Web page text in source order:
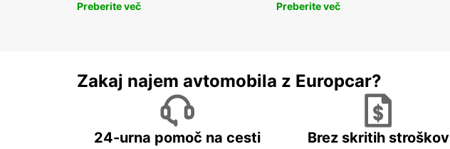
Preberite več Preberite več
Zakaj najem avtomobila z Europcar?
24-urna pomoč na cesti Brez skritih stroškov